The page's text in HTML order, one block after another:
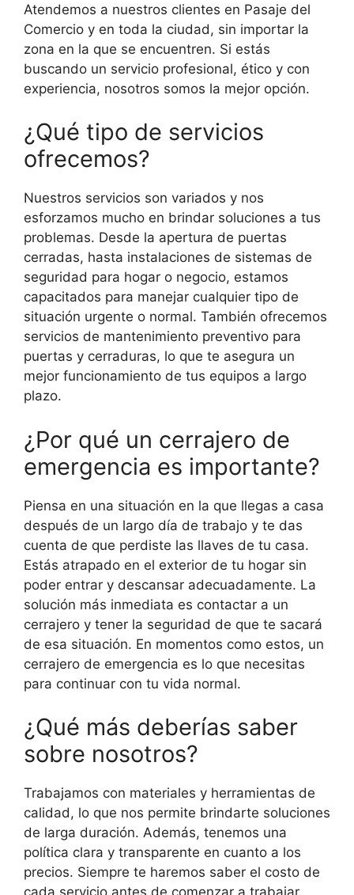
Atendemos a nuestros clientes en Pasaje del
Comercio y en toda la ciudad, sin importar la
zona en la que se encuentren. Si estás
buscando un servicio profesional, ético y con
experiencia, nosotros somos la mejor opción.
¿Qué tipo de servicios
ofrecemos?
Nuestros servicios son variados y nos
esforzamos mucho en brindar soluciones a tus
problemas. Desde la apertura de puertas
cerradas, hasta instalaciones de sistemas de
seguridad para hogar o negocio, estamos
capacitados para manejar cualquier tipo de
situación urgente o normal. También ofrecemos
servicios de mantenimiento preventivo para
puertas y cerraduras, lo que te asegura un
mejor funcionamiento de tus equipos a largo
plazo.
¿Por qué un cerrajero de
emergencia es importante?
Piensa en una situación en la que llegas a casa
después de un largo día de trabajo y te das
cuenta de que perdiste las llaves de tu casa.
Estás atrapado en el exterior de tu hogar sin
poder entrar y descansar adecuadamente. La
solución más inmediata es contactar a un
cerrajero y tener la seguridad de que te sacará
de esa situación. En momentos como estos, un
cerrajero de emergencia es lo que necesitas
para continuar con tu vida normal.
¿Qué más deberías saber
sobre nosotros?
Trabajamos con materiales y herramientas de
calidad, lo que nos permite brindarte soluciones
de larga duración. Además, tenemos una
política clara y transparente en cuanto a los
precios. Siempre te haremos saber el costo de